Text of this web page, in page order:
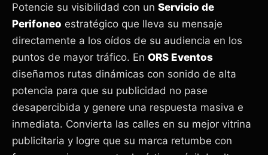
Potencie su visibilidad con un Servicio de
Perifoneo estratégico que lleva su mensaje
directamente a los oídos de su audiencia en los
puntos de mayor tráfico. En ORS Eventos
diseñamos rutas dinámicas con sonido de alta
potencia para que su publicidad no pase
desapercibida y genere una respuesta masiva e
inmediata. Convierta las calles en su mejor vitrina
publicitaria y logre que su marca retumbe con